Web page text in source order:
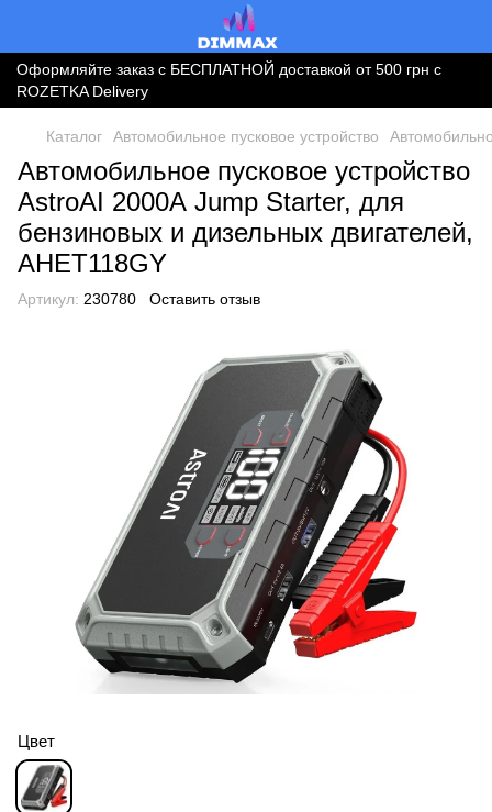
Оформляйте заказ с БЕСПЛАТНОЙ доставкой от 500 грн с
ROZETKA Delivery
Каталог Автомобильное пусковое устройство
Автомобильное пусковое устройство
AstroAI 2000А Jump Starter, для
бензиновых и дизельных двигателей,
AHET118GY
Артикул: 230780 Оставить отзыв
Цвет